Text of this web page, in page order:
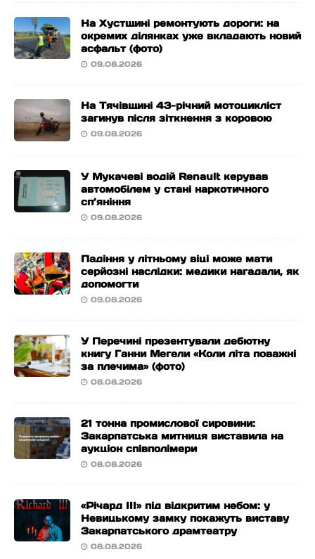
На Хустщині ремонтують дороги: на
окремих ділянках уже вкладають новий
асфальт (фото)
09.08.2026
На Тячівщині 43-річний мотоцикліст
загинув після зіткнення з коровою
09.08.2026
У Мукачеві водій Renault керував
автомобілем у стані наркотичного
сп’яніння
09.08.2026
Падіння у літньому віці може мати
серйозні наслідки: медики нагадали, як
допомогти
09.08.2026
У Перечині презентували дебютну
книгу Ганни Мегели «Коли літа поважні
за плечима» (фото)
08.08.2026
21 тонна промислової сировини:
Закарпатська митниця виставила на
аукціон співполімери
08.08.2026
«Річард ІІІ» під відкритим небом: у
Невицькому замку покажуть виставу
Закарпатського драмтеатру
08.08.2026